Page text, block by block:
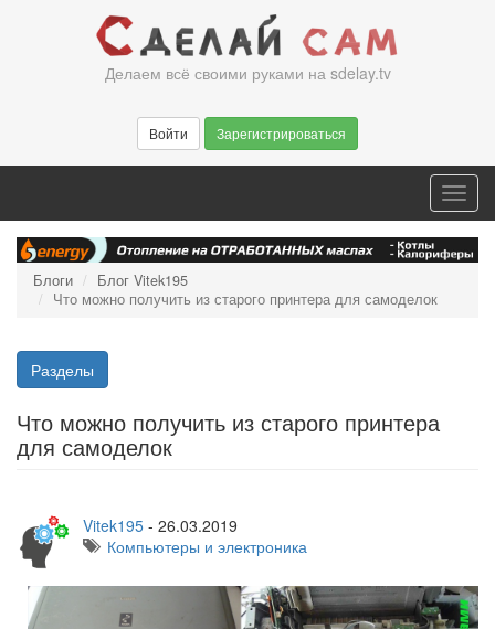
Делаем всё своими руками на sdelay.tv
Войти Зарегистрироваться
Блоги
Блог Vitek195
Что можно получить из старого принтера для самоделок
Разделы
Что можно получить из старого принтера
для самоделок
Vitek195 - 26.03.2019
Компьютеры и электроника